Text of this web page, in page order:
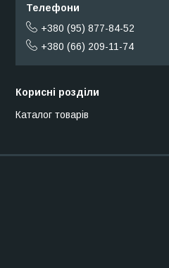
+380 (95) 877-84-52
+380 (66) 209-11-74
Корисні розділи
Каталог товарів